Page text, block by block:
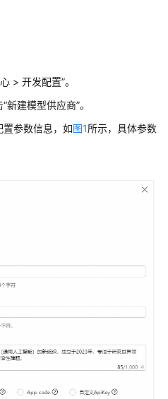
> 开发配置”。
新建模型供应商”。
置参数信息，如图1所示，具体参数